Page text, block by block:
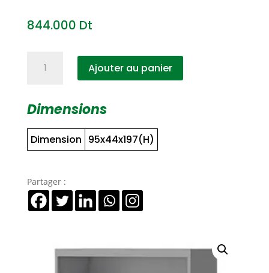
844.000 Dt
étagères
métallique
Ajouter au panier
Dimensions
Dimension 95x44x197(H)
Partager :